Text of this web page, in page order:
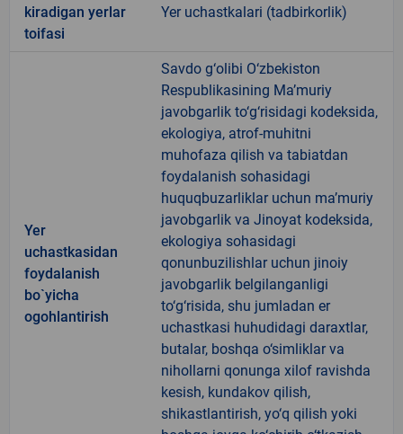
kiradigan yerlar
toifasi
Yer uchastkalari (tadbirkorlik)
Yer
uchastkasidan
foydalanish
bo`yicha
ogohlantirish
Savdo g‘olibi O‘zbekiston
Respublikasining Ma’muriy
javobgarlik to‘g‘risidagi kodeksida,
ekologiya, atrof-muhitni
muhofaza qilish va tabiatdan
foydalanish sohasidagi
huquqbuzarliklar uchun ma’muriy
javobgarlik va Jinoyat kodeksida,
ekologiya sohasidagi
qonunbuzilishlar uchun jinoiy
javobgarlik belgilanganligi
to‘g‘risida, shu jumladan er
uchastkasi huhudidagi daraxtlar,
butalar, boshqa o‘simliklar va
nihollarni qonunga xilof ravishda
kesish, kundakov qilish,
shikastlantirish, yo‘q qilish yoki